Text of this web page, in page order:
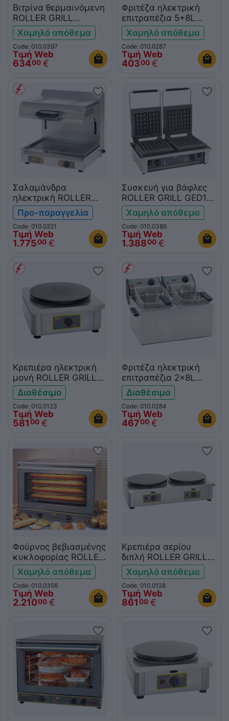
Βιτρίνα θερμαινόμενη
ROLLER GRILL
WDL200 με φωτισμό
Χαμηλό απόθεμα
Code: 010.0397
Τιμή Web
63400 €
Φριτέζα ηλεκτρική
επιτραπέζια 5+8L
ROLLER GRILL
FD50+80
Χαμηλό απόθεμα
Code: 010.0287
Τιμή Web
40300 €
Σαλαμάνδρα
ηλεκτρική ROLLER
GRILL SEM600Q
Προ-παραγγελία
Code: 010.0221
Τιμή Web
1.77500 €
Συσκευή για βάφλες
ROLLER GRILL GED10
διπλή 3x5
Χαμηλό απόθεμα
Code: 010.0386
Τιμή Web
1.38800 €
Κρεπιέρα ηλεκτρική
μονή ROLLER GRILL
CSE400
Διαθέσιμο
Code: 010.0123
Τιμή Web
58100 €
Φριτέζα ηλεκτρική
επιτραπέζια 2x8L
ROLLER GRILL FD80D
Διαθέσιμο
Code: 010.0284
Τιμή Web
46700 €
Φούρνος βεβιασμένης
κυκλοφορίας ROLLER
GRILL FC110E
Χαμηλό απόθεμα
Code: 010.0356
Τιμή Web
2.21000 €
Κρεπιέρα αερίου
διπλή ROLLER GRILL
CDG350
Χαμηλό απόθεμα
Code: 010.0128
Τιμή Web
86100 €